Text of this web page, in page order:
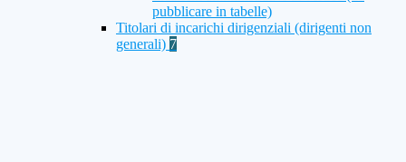
pubblicare in tabelle)
Titolari di incarichi dirigenziali (dirigenti non
generali) 7